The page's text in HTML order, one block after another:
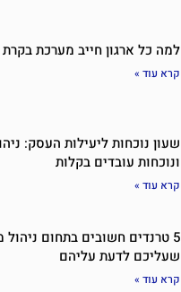
למה כל ארגון חייב מערכת
קרא עוד »
שעון נוכחות ליעילות העסק:
ונוכחות עובדים בקלות
קרא עוד »
5 טרנדים חשובים בתחום
שעליכם לדעת עליהם
קרא עוד »